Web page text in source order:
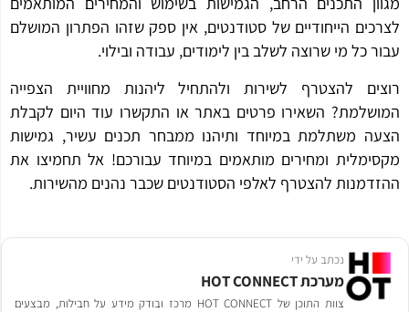
הייחודיים של סטודנטים, אין ספק שזהו הפתרון המושלם
כל מי שרוצה לשלב בין לימודים, עבודה ובילוי.
להצטרף לשירות ולהתחיל ליהנות מחוויית הצפייה
השאירו פרטים באתר או התקשרו עוד היום לקבלת
משתלמת במיוחד ותיהנו ממבחר תכנים עשיר, גמישות
ומחירים מותאמים במיוחד עבורכם! אל תחמיצו את
להצטרף לאלפי הסטודנטים שכבר נהנים מהשירות.
נכתב על ידי
מערכת HOT CONNECT
צוות התוכן של HOT CONNECT מרכז ובודק מידע על חבילות, מבצעים